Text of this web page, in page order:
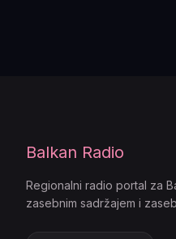
Balkan Radio
Regionalni radio portal za
zasebnim sadržajem i